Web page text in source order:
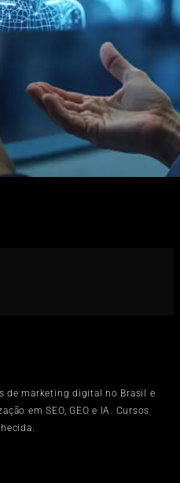
de marketing digital no Brasil e
em SEO, GEO e IA. Cursos